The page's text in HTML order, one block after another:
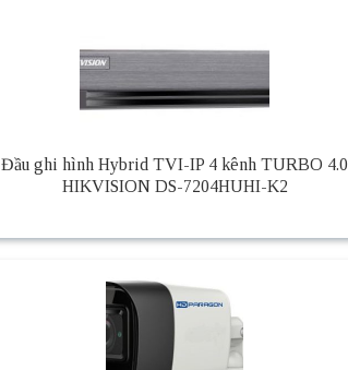
Đầu ghi hình Hybrid TVI-IP 4 kênh TURBO 4.0
HIKVISION DS-7204HUHI-K2